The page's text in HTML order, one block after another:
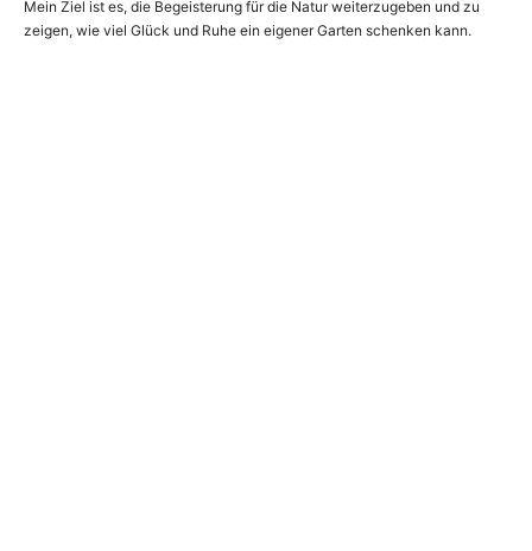
Mein Ziel ist es, die Begeisterung für die Natur weiterzugeben und zu
zeigen, wie viel Glück und Ruhe ein eigener Garten schenken kann.